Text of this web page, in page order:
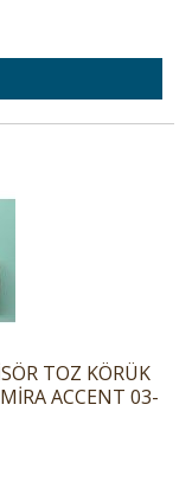
TOZ KÖRÜK
ACCENT 03-